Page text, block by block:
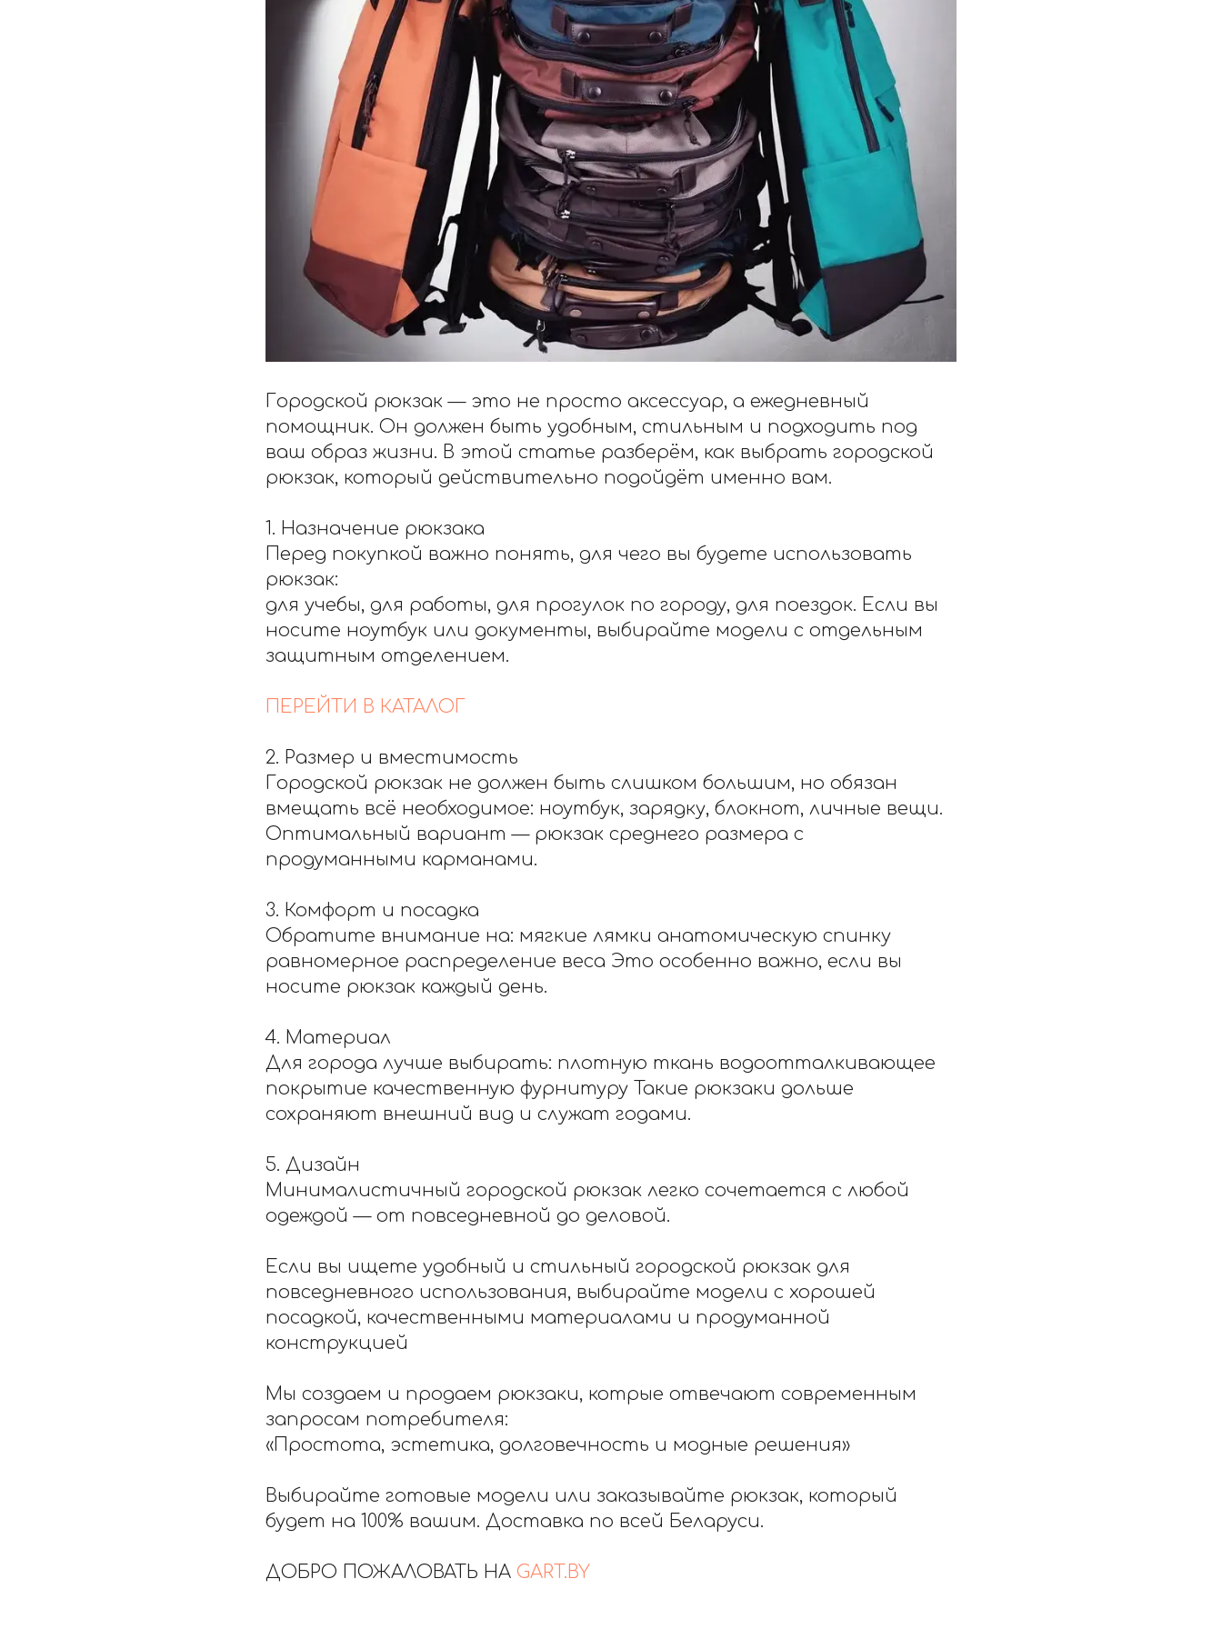
Городской рюкзак — это не просто аксессуар, а ежедневный
помощник. Он должен быть удобным, стильным и подходить под
ваш образ жизни. В этой статье разберём, как выбрать городской
рюкзак, который действительно подойдёт именно вам.
1. Назначение рюкзака
Перед покупкой важно понять, для чего вы будете использовать
рюкзак:
для учебы, для работы, для прогулок по городу, для поездок. Если вы
носите ноутбук или документы, выбирайте модели с отдельным
защитным отделением.
ПЕРЕЙТИ В КАТАЛОГ
2. Размер и вместимость
Городской рюкзак не должен быть слишком большим, но обязан
вмещать всё необходимое: ноутбук, зарядку, блокнот, личные вещи.
Оптимальный вариант — рюкзак среднего размера с
продуманными карманами.
3. Комфорт и посадка
Обратите внимание на: мягкие лямки анатомическую спинку
равномерное распределение веса Это особенно важно, если вы
носите рюкзак каждый день.
4. Материал
Для города лучше выбирать: плотную ткань водоотталкивающее
покрытие качественную фурнитуру Такие рюкзаки дольше
сохраняют внешний вид и служат годами.
5. Дизайн
Минималистичный городской рюкзак легко сочетается с любой
одеждой — от повседневной до деловой.
Если вы ищете удобный и стильный городской рюкзак для
повседневного использования, выбирайте модели с хорошей
посадкой, качественными материалами и продуманной
конструкцией
Мы создаем и продаем рюкзаки, котрые отвечают современным
запросам потребителя:
«Простота, эстетика, долговечность и модные решения»
Выбирайте готовые модели или заказывайте рюкзак, который
будет на 100% вашим. Доставка по всей Беларуси.
ДОБРО ПОЖАЛОВАТЬ НА GART.BY